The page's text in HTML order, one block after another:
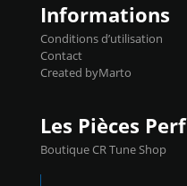
Informations
Conditions d’utilisation
Contact
Created byMarto
Les Pièces Perf
Boutique CR Tune Shop